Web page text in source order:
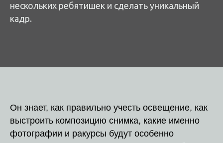
нескольких ребятишек и сделать уникальный
кадр.
Он знает, как правильно учесть освещение, как
выстроить композицию снимка, какие именно
фотографии и ракурсы будут особенно